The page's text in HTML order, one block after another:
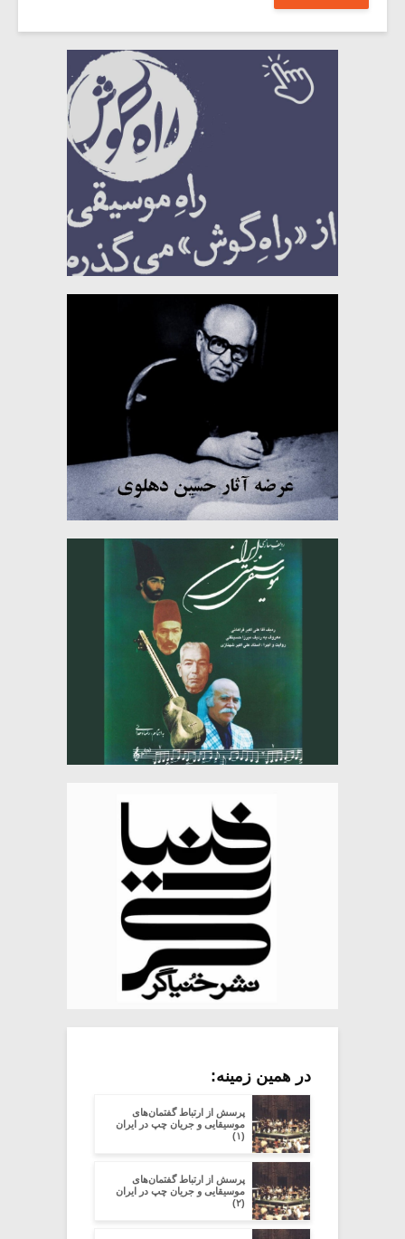
در همین زمینه:
پرسش از ارتباط گفتمان‌های
موسیقایی و جریان چپ در ایران
(۱)
پرسش از ارتباط گفتمان‌های
موسیقایی و جریان چپ در ایران
(۲)